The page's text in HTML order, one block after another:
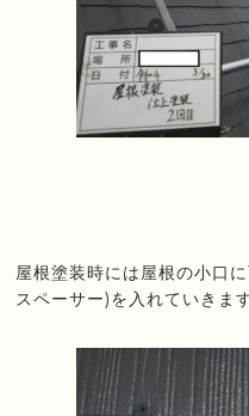
屋根塗装時には屋根の小口
スペーサー)を入れていきます